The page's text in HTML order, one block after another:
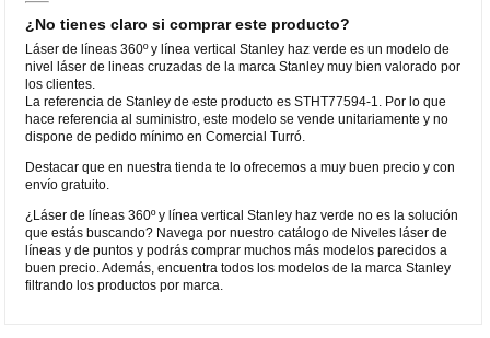
¿No tienes claro si comprar este producto?
Láser de líneas 360º y línea vertical Stanley haz verde es un modelo de
nivel láser de lineas cruzadas de la marca Stanley muy bien valorado por
los clientes.
La referencia de Stanley de este producto es STHT77594-1. Por lo que
hace referencia al suministro, este modelo se vende unitariamente y no
dispone de pedido mínimo en Comercial Turró.
Destacar que en nuestra tienda te lo ofrecemos a muy buen precio y con
envío gratuito.
¿Láser de líneas 360º y línea vertical Stanley haz verde no es la solución
que estás buscando? Navega por nuestro catálogo de Niveles láser de
líneas y de puntos y podrás comprar muchos más modelos parecidos a
buen precio. Además, encuentra todos los modelos de la marca Stanley
filtrando los productos por marca.